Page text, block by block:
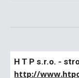
H T P s.r.o. -
http://